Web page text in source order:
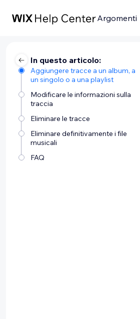
Argomenti
In questo articolo:
Aggiungere tracce a un album, a
un singolo o a una playlist
Modificare le informazioni sulla
traccia
Eliminare le tracce
Eliminare definitivamente i file
musicali
FAQ